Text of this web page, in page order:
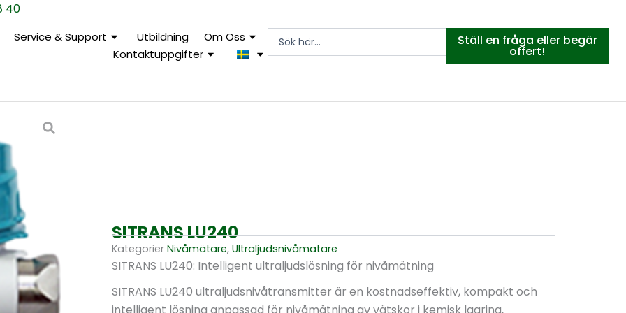
40
Service & Support Utbildning
Om Oss
Kontaktuppgifter
Search
Ställ en fråga eller begär
offert!
SITRANS LU240
Kategorier Nivåmätare, Ultraljudsnivåmätare
SITRANS LU240: Intelligent ultraljudslösning för nivåmätning
SITRANS LU240 ultraljudsnivåtransmitter är en kostnadseffektiv, kompakt och
intelligent lösning anpassad för nivåmätning av vätskor i kemisk lagring,